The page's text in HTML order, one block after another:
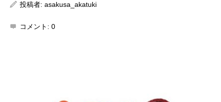
投稿者: asakusa_akatuki
コメント: 0